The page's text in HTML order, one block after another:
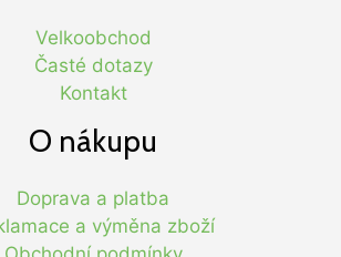
Velkoobchod
Časté dotazy
Kontakt
O nákupu
Doprava a platba
a výměna zboží